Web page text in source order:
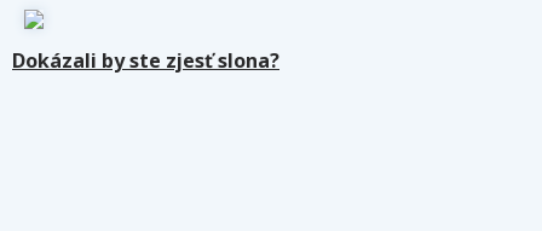
Dokázali by ste zjesť slona?